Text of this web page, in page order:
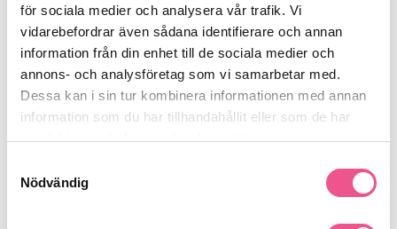
för sociala medier och analysera vår trafik. Vi
vidarebefordrar även sådana identifierare och annan
information från din enhet till de sociala medier och
annons- och analysföretag som vi samarbetar med.
Dessa kan i sin tur kombinera informationen med annan
information som du har tillhandahållit eller som de har
samlat in när du har använt deras tjänster.
Nödvändig
• Uppfräschad, balanserad hårbottenmiljö som främjar sund
• Färre avbrutna hårstrån och en starkare, mer motståndskraftig
känsla.
Se mer